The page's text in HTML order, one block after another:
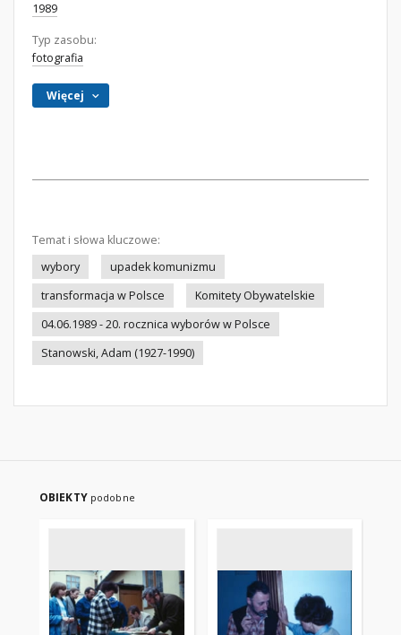
1989
Typ zasobu:
fotografia
Więcej
Temat i słowa kluczowe:
wybory
upadek komunizmu
transformacja w Polsce
Komitety Obywatelskie
04.06.1989 - 20. rocznica wyborów w Polsce
Stanowski, Adam (1927-1990)
OBIEKTY podobne